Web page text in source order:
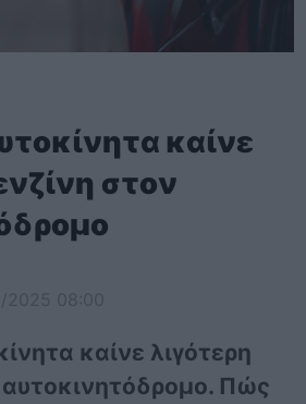
καίνε
στον
καίνε λιγότερη
αυτοκινητόδρομο. Πώς